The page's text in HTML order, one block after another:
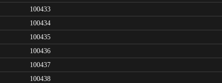
100433
100434
100435
100436
100437
100438